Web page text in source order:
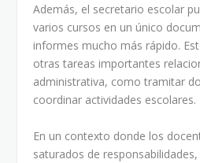
Además, el secretario escolar
varios cursos en un único
informes mucho más rápido.
otras tareas importantes
administrativa, como tramitar
coordinar actividades escolares.
En un contexto donde los
saturados de